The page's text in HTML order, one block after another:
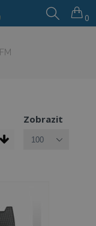
0
FM
Zobrazit